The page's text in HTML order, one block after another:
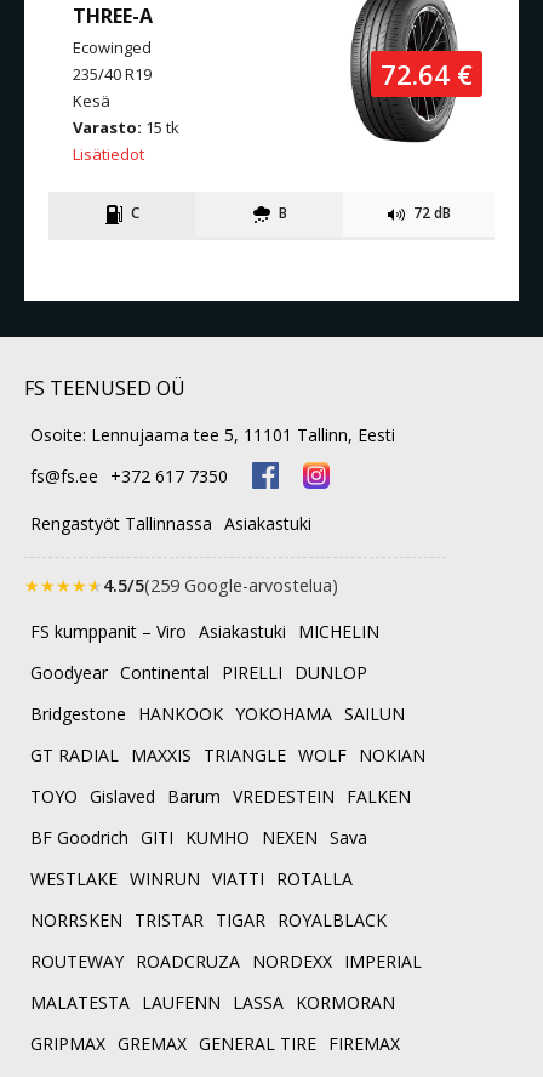
72.64 €
THREE-A
Ecowinged
235/40 R19
Kesä
Varasto: 15 tk
Lisätiedot
C B 72 dB
FS TEENUSED OÜ
Osoite: Lennujaama tee 5, 11101 Tallinn, Eesti
fs@fs.ee
+372 617 7350
Rengastyöt Tallinnassa Asiakastuki
★★★★★4.5/5(259 Google-arvostelua)
FS kumppanit – Viro Asiakastuki
MICHELIN
Goodyear Continental PIRELLI
DUNLOP
Bridgestone
HANKOOK YOKOHAMA SAILUN
GT RADIAL
MAXXIS TRIANGLE WOLF NOKIAN
TOYO Gislaved Barum VREDESTEIN
FALKEN
BF Goodrich GITI KUMHO NEXEN Sava
WESTLAKE WINRUN VIATTI
ROTALLA
NORRSKEN
TRISTAR TIGAR
ROYALBLACK
ROUTEWAY ROADCRUZA NORDEXX IMPERIAL
MALATESTA LAUFENN LASSA KORMORAN
GRIPMAX GREMAX GENERAL TIRE FIREMAX